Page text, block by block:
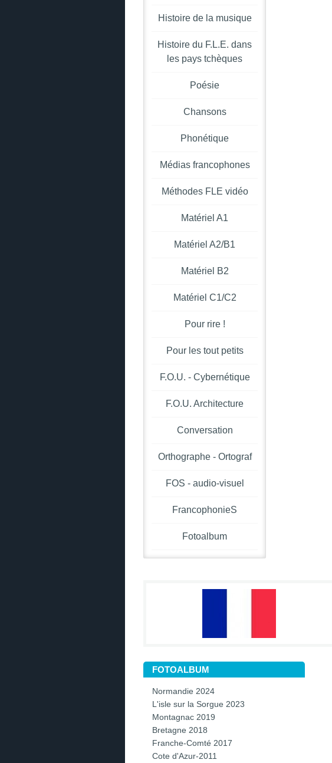
Histoire de la musique
Histoire du F.L.E. dans
les pays tchèques
Poésie
Chansons
Phonétique
Médias francophones
Méthodes FLE vidéo
Matériel A1
Matériel A2/B1
Matériel B2
Matériel C1/C2
Pour rire !
Pour les tout petits
F.O.U. - Cybernétique
F.O.U. Architecture
Conversation
Orthographe - Ortograf
FOS - audio-visuel
FrancophonieS
Fotoalbum
FOTOALBUM
Normandie 2024
L'isle sur la Sorgue 2023
Montagnac 2019
Bretagne 2018
Franche-Comté 2017
Cote d'Azur-2011